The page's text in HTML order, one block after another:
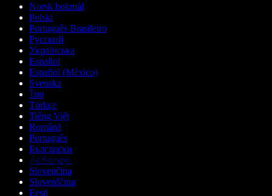
Norsk bokmål
Polski
Português Brasileiro
Русский
Українська
Español
Español (México)
Svenska
ไทย
Türkçe
Tiếng Việt
Română
Português
Български
ქართული
Slovenčina
Slovenščina
Eesti